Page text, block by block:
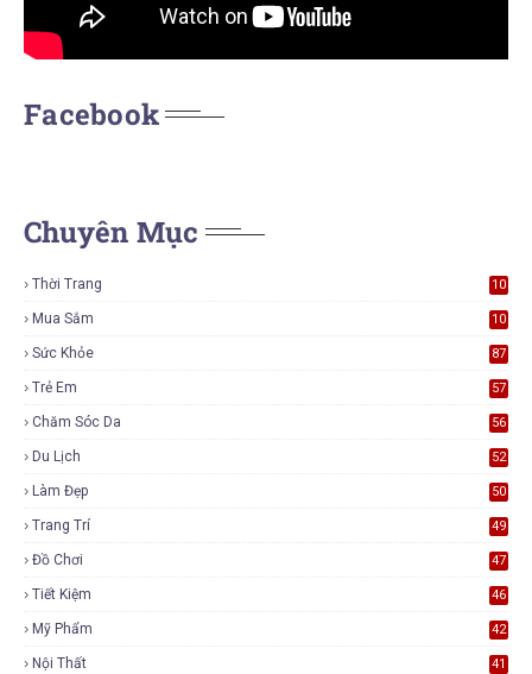
Facebook
Chuyên Mục
Thời Trang
10
Mua Sắm
10
Sức Khỏe 87
Trẻ Em 57
Chăm Sóc Da 56
Du Lịch 52
Làm Đẹp 50
Trang Trí 49
Đồ Chơi 47
Tiết Kiệm 46
Mỹ Phẩm 42
Nội Thất 41